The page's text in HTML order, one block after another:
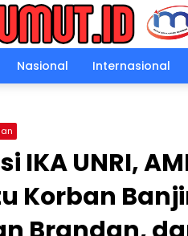
Nasional Internasional
IKA UNRI,
Korban